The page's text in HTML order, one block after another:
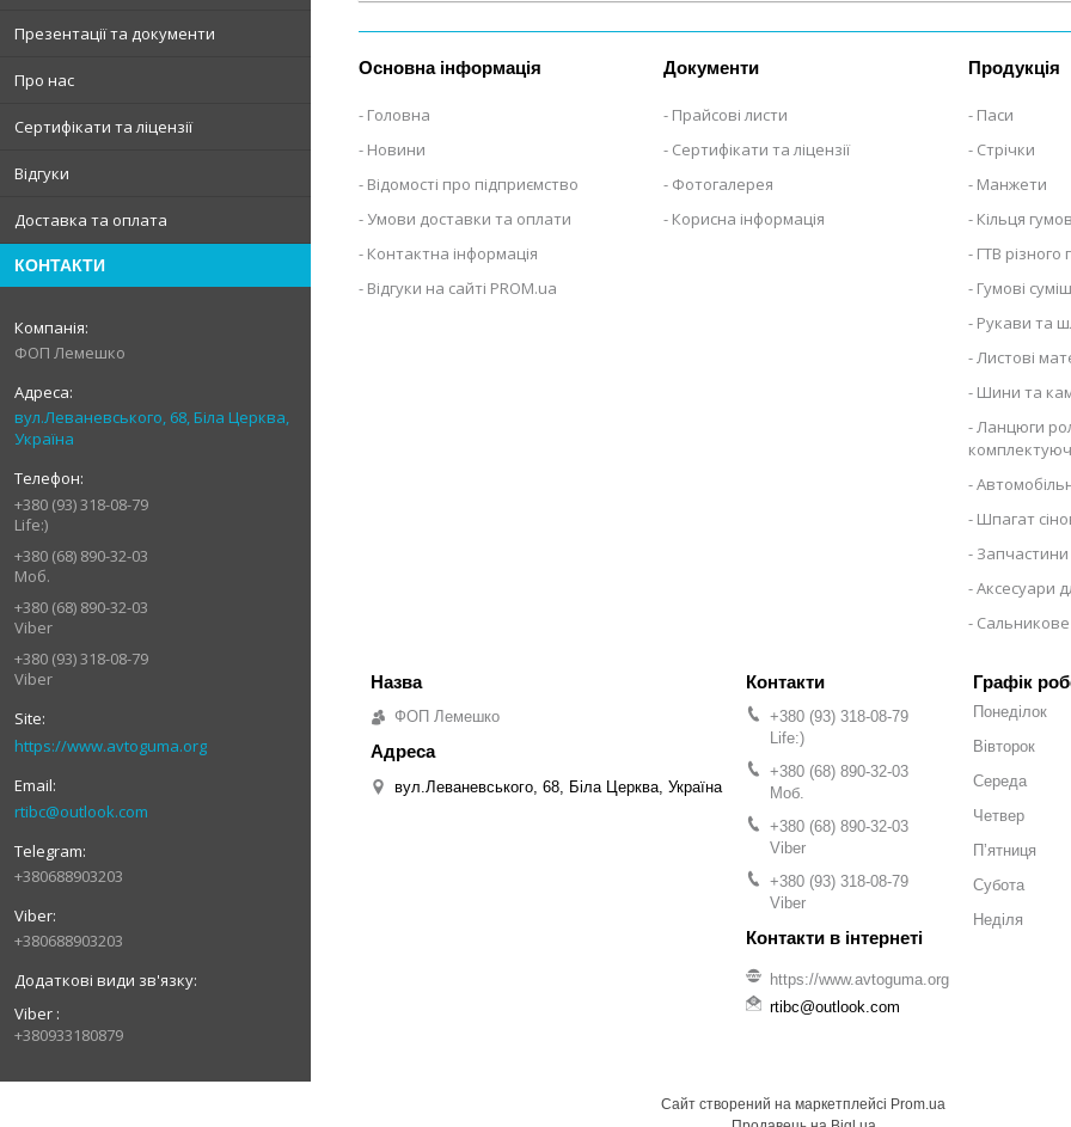
Презентації та документи
Про нас
Сертифікати та ліцензії
Відгуки
Доставка та оплата
КОНТАКТИ
ФОП Лемешко
вул.Леваневського, 68, Біла Церква,
Україна
+380 (93) 318-08-79
Life:)
+380 (68) 890-32-03
Моб.
+380 (68) 890-32-03
Viber
+380 (93) 318-08-79
Viber
https://www.avtoguma.org
rtibc@outlook.com
+380688903203
+380688903203
Viber
+380933180879
Основна інформація
Головна
Новини
Відомості про підприємство
Умови доставки та оплати
Контактна інформація
Відгуки на сайті PROM.ua
Документи
Прайсові листи
Сертифікати та ліцензії
Фотогалерея
Корисна інформація
Продукція
Паси
Стрічки
Манжети
Кільця
ГТВ
Гумові
Рукави та
Листові
Шини та
Ланцюги
Шпагат
Запчастини
Аксесуари
ФОП Лемешко
вул.Леваневського, 68, Біла Церква, Україна
+380 (93) 318-08-79
Life:)
+380 (68) 890-32-03
Моб.
+380 (68) 890-32-03
Viber
+380 (93) 318-08-79
Viber
https://www.avtoguma.org
rtibc@outlook.com
Графік
Понеділок
Вівторок
Середа
Четвер
Пʼятниця
Субота
Неділя
Сайт створений на маркетплейсі Prom.ua